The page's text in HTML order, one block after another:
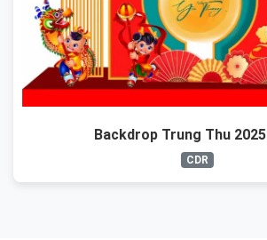
Backdrop Trung Thu
CDR